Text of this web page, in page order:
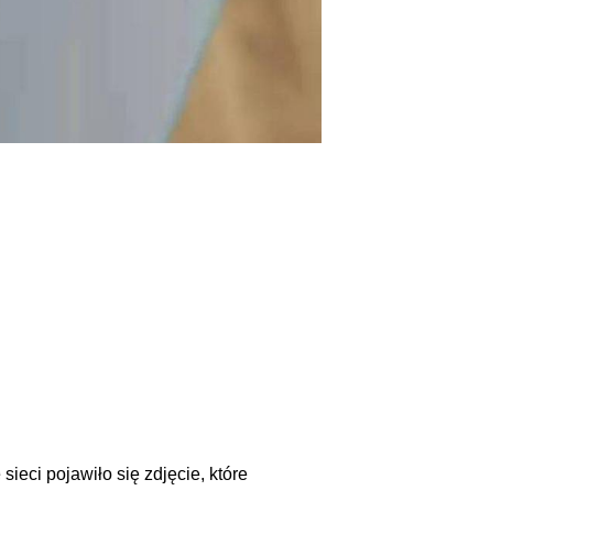
pojawiło się zdjęcie, które